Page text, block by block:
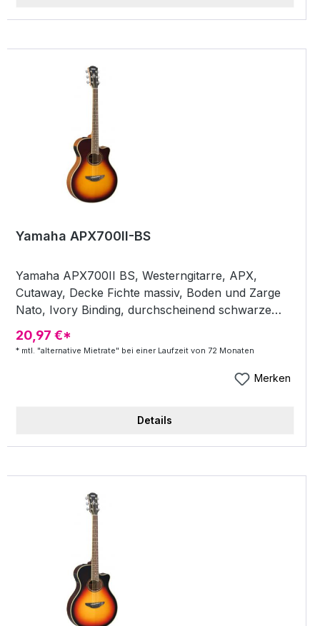
Zarge Nato + Ivory Binding + durchscheinend
Bünde + Mensur: 650 mm + Sattelbreite: 43 mm +
Preamp "System 64 1-way ART",
Kontakttonabnehmer (im Inneren des Korpus) +
Mechanik Yamaha Die-Cast Chrom + Farbe: Natur
Yamaha APX700II-BS
Yamaha APX700II BS, Westerngitarre, APX,
Cutaway, Decke Fichte massiv, Boden und Zarge
Nato, Ivory Binding, durchscheinend schwarze
Kopfplatte, Hals Nato, Griffbrett Palisander, Dot
Inlays, Brücke Palisander, 22 Bünde, Mensur 650
way ART", Kontakttonabnehmer (im Inneren des
Finish Brown Sunburst - Westerngitarre + APX
Boden und Zarge Nato + Ivory Binding +
Palisander + 22 Bünde + Mensur: 650 mm +
Sattelbreite: 43 mm + Preamp "System 64 1-way
ART", Kontakttonabnehmer (im Inneren des
Korpus) + Mechanik Yamaha Die-Cast Chrom +
Farbe: Brown Sunburst
20,97 €*
* mtl. "alternative Mietrate" bei einer Laufzeit von 72 Monaten
Merken
Details